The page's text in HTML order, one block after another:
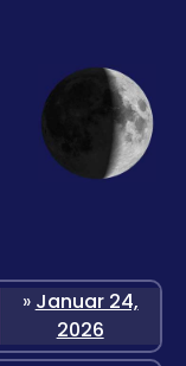
» Januar 24,
2026